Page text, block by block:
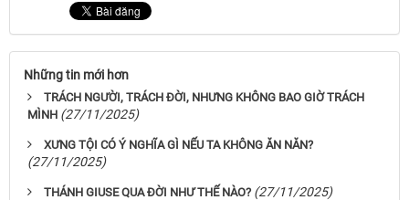
Những tin mới hơn
TRÁCH NGƯỜI, TRÁCH ĐỜI, NHƯNG KHÔNG BAO GIỜ TRÁCH
MÌNH (27/11/2025)
XƯNG TỘI CÓ Ý NGHĨA GÌ NẾU TA KHÔNG ĂN NĂN?
(27/11/2025)
THÁNH GIUSE QUA ĐỜI NHƯ THẾ NÀO? (27/11/2025)